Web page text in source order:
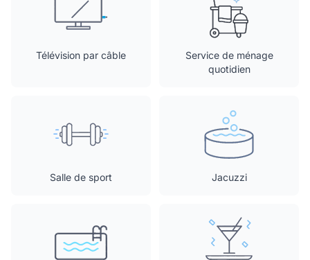
Télévision par câble
Service de ménage
quotidien
Salle de sport Jacuzzi